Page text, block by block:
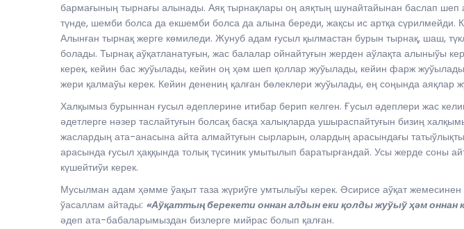
бармағының тырнағы алынады. Аяқ тырнақлары оң аяқтың шунайтайынан баслап
түнде, шемби болса да екшемби болса да алына береди, жақсы ис артқа
Алынған тырнақ жерге көмиледи. Жунуб адам ғусыл қылмастан бурын тырнақ, шаш,
болады. Тырнақ аўқатланатуғын, жас балалар ойнайтуғын жерден аўлақта алыныўы
керек, кейин бас жуўылады, кейин оң ҳәм шеп қоллар жуўылады, кейин фарж
жери қалмаўы керек. Кейин денениң қалған бөлеклери жуўылады, ең соңында аяқлар
Халқымыз бурыннан ғусыл әдеплерине итибар берип келген. Ғусыл әдеплери жас
әдетлерге нәзер таслайтуғын болсақ басқа халықларда ушыраспайтуғын бизиң
жаслардың ата-анасына айта алмайтуғын сырларын, олардың арасындағы
арасында ғусыл ҳаққында толық түсиник умытылып баратырғандай. Усы жерде соны
күшейтиўи керек.
Мусылман адам ҳәмме ўақыт таза жүриўге умтылыўы керек. Әсирисе аўқат
ўасаллам айтады: «Аўқаттың берекети оннан алдын еки қолды жуўыў ҳәм оннан
әдеп ата-бабаларымыздан бизлерге мийрас болып қалған.